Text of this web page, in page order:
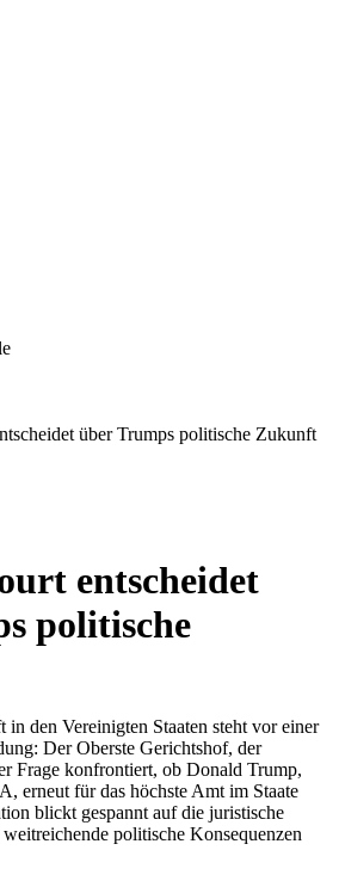
über Trumps politische Zukunft
entscheidet
politische
den Vereinigten Staaten steht vor einer
Der Oberste Gerichtshof, der
Frage konfrontiert, ob Donald Trump,
erneut für das höchste Amt im Staate
blickt gespannt auf die juristische
politische Konsequenzen